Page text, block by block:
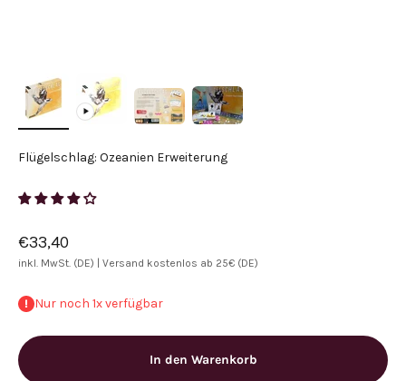
Flügelschlag: Ozeanien Erweiterung
Angebot
€33,40
inkl. MwSt. (DE) | Versand kostenlos ab 25€ (DE)
Nur noch 1x verfügbar
In den Warenkorb